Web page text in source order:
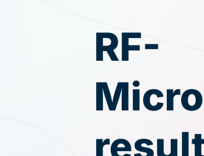
Kenniscentrum
RF-